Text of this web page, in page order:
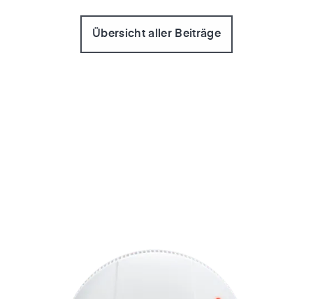
Übersicht aller Beiträge